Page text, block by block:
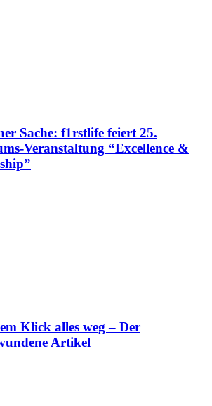
Sache: f1rstlife feiert 25.
Veranstaltung “Excellence &
Klick alles weg – Der
Artikel